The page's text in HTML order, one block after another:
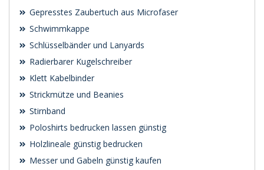
Gepresstes Zaubertuch aus Microfaser
Schwimmkappe
Schlüsselbänder und Lanyards
Radierbarer Kugelschreiber
Klett Kabelbinder
Strickmütze und Beanies
Stirnband
Poloshirts bedrucken lassen günstig
Holzlineale günstig bedrucken
Messer und Gabeln günstig kaufen